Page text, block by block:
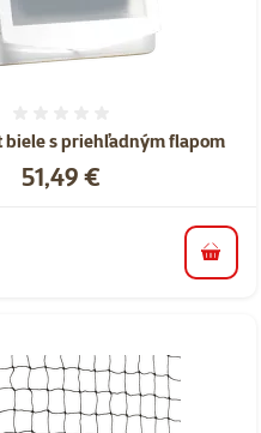
biele s priehľadným flapom
Cena
51,49 €
do